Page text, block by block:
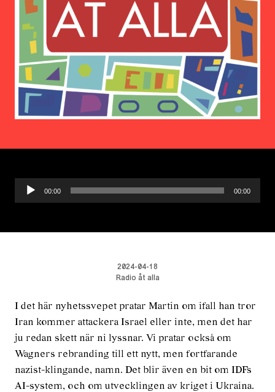
Ljudspelare
00:00 00:00
2024-04-18
Radio åt alla
I det här nyhetssvepet pratar Martin om ifall han tror
Iran kommer attackera Israel eller inte, men det har
ju redan skett när ni lyssnar. Vi pratar också om
Wagners rebranding till ett nytt, men fortfarande
nazist-klingande, namn. Det blir även en bit om IDFs
AI-system, och om utvecklingen av kriget i Ukraina.